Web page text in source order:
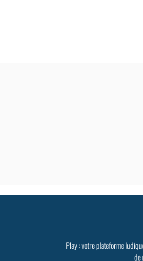
Play : votre plateforme
de